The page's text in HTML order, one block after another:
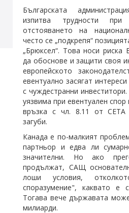
Българската
изпитва трудности
отстояването на
често се „подкрепя“
„Брюксел“. Това носи риска
да обоснове и защити своя
европейското
евентуално засягат
с чуждестранни
уязвима при евентуален
връзка с чл. 8.11 от СЕТА
загуби.
Канада е по-малкият
партньор и едва ли
значителни. Но ако
продължат, САЩ
лоши условия,
споразумение", каквато е
Тогава вече държавата
милиарди.